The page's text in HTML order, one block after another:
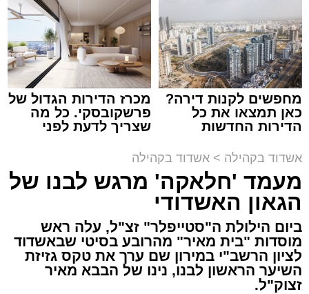
זה היה ארוע יוצא דופן. בלי מילים.
במשך שעות ארוכות של ליל שישי, נהנו המונים
מתושבי אשדוד מהארוע המרכזי של 'מעגלים'.
ואכן, כפי שהובטח, לא היה מדובר במופע שגרתי,
אלא במעמד של טיש חסידי אותנטי, שהצליח
לסחוף אליו את ההמונים מעומק ימי החולין - אל
תוך האווירה השבתית של חצרות הקודש.
מחפשים לקנות דירה?
כאן תמצאו את כל
הדירות החדשות
מכרז הדירות הגדול של
פרשקובסקי. כל מה
שצריך לדעת לפני
באשדוד
אשדוד בקהילה > אשדוד בקהילה
מעמד 'חלאקה' מרגש לבנו של
הגאון האשדודי
ביום הילולת ה"סטייפלר" זצ"ל, עלה ראש
מוסדות "בית מאיר" מהרובע בסיטי שבאשדוד
לציון הרשב"י במירון שם ערך את טקס גזיזת
השיער הראשון לבנו, נינו של הבבא מאיר
זצוק"ל.